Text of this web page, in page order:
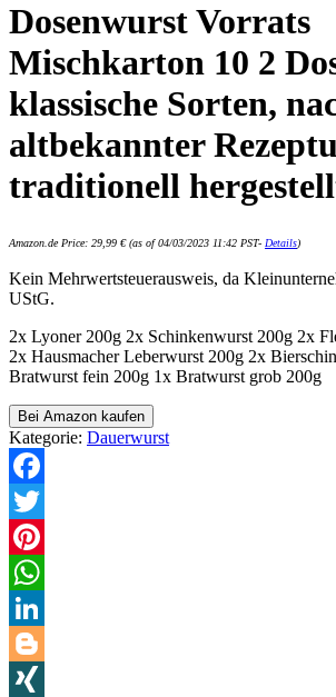
Dosenwurst Vorrats
Mischkarton 10 2
klassische Sorten,
altbekannter
traditionell
Amazon.de Price: 29,99 €(as of 04/03/2023 11:42 PST- Details)
Kein Mehrwertsteuerausweis, da
UStG.
2x Lyoner 200g 2x Schinkenwurst 200g 2x
2x Hausmacher Leberwurst 200g 2x
Bratwurst fein 200g 1x Bratwurst grob 200g
Bei Amazon kaufen
Kategorie: Dauerwurst
Facebook
Twitter
Pinterest
WhatsApp
LinkedIn
Blogger